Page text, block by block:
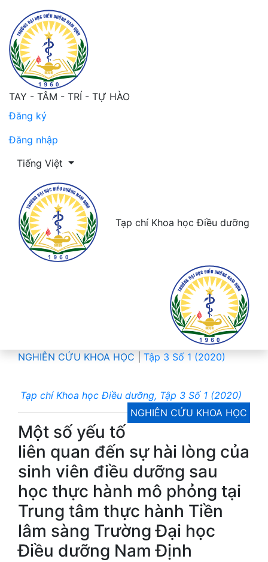
TAY - TÂM - TRÍ - TỰ HÀO
Đăng ký
Đăng nhập
Thay đổi ngôn ngữ. Ngôn ngữ hiện tại là:
Tiếng Việt
Tạp chí Khoa học Điều dưỡng
NGHIÊN CỨU KHOA HỌC Tập 3 Số 1 (2020)
Tạp chí Khoa học Điều dưỡng, Tập 3 Số 1 (2020)
NGHIÊN CỨU KHOA HỌC
Một số yếu tố
liên quan đến sự hài lòng của
sinh viên điều dưỡng sau
học thực hành mô phỏng tại
Trung tâm thực hành Tiền
lâm sàng Trường Đại học
Điều dưỡng Nam Định